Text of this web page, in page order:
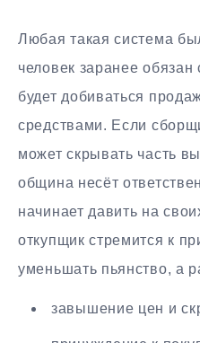
Любая такая система
человек заранее
будет добиваться
средствами. Если
может скрывать часть
община несёт
начинает давить на
откупщик стремится к
уменьшать пьянство, а
завышение цен и